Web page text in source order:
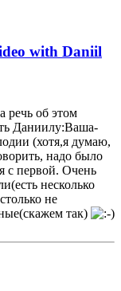
with Daniil
об этом
Даниилу:Ваша-
(хотя,я думаю,
надо было
с первой. Очень
несколько
не
так)